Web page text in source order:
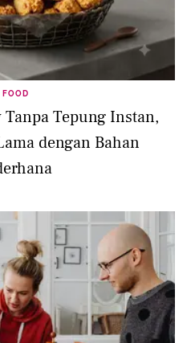
FOOD
Tanpa Tepung Instan,
dengan Bahan